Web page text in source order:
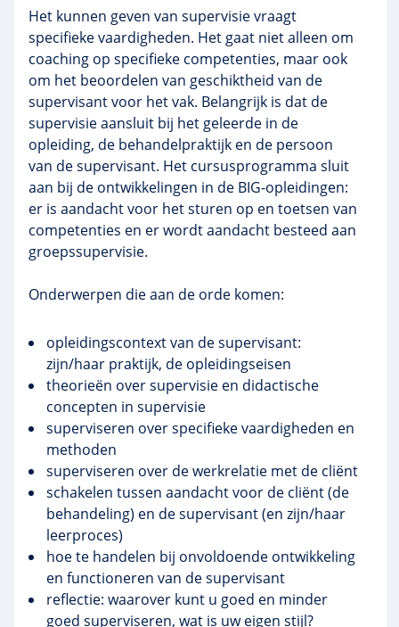
Het kunnen geven van supervisie vraagt
specifieke vaardigheden. Het gaat niet alleen om
coaching op specifieke competenties, maar ook
om het beoordelen van geschiktheid van de
supervisantvoor het vak. Belangrijk is dat de
supervisie aansluit bij het geleerde in de
opleiding, de behandelpraktijk en de persoon
van desupervisant. Het cursusprogramma sluit
aan bij de ontwikkelingen in de BIG-opleidingen:
er is aandacht voor het sturen op en toetsen van
competenties en er wordt aandacht besteed aan
groepssupervisie.
Onderwerpen die aan de orde komen:
opleidingscontextvan desupervisant:
zijn/haar praktijk, de opleidingseisen
theorieën over supervisie en didactische
concepten in supervisie
superviseren over specifieke vaardigheden en
methoden
superviseren over de werkrelatie met de cliënt
schakelen tussen aandacht voor de cliënt (de
behandeling) en desupervisant(en zijn/haar
leerproces)
hoe te handelen bij onvoldoende ontwikkeling
en functioneren van desupervisant
reflectie: waarover kunt u goed en minder
goed superviseren, wat is uw eigen stijl?